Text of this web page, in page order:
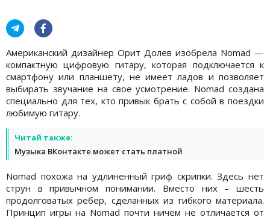
Американский дизайнер Орит Долев изобрела Nomad —
компактную цифровую гитару, которая подключается к
смартфону или планшету, не имеет ладов и позволяет
выбирать звучание на свое усмотрение. Nomad создана
специально для тех, кто привык брать с собой в поездки
любимую гитару.
Читай также:
Музыка ВКонтакте может стать платной
Nomad похожа на удлиненный гриф скрипки. Здесь нет
струн в привычном понимании. Вместо них – шесть
продолговатых ребер, сделанных из гибкого материала.
Принцип игры на Nomad почти ничем не отличается от